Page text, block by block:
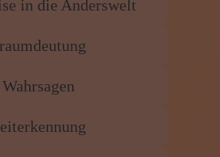
in die Anderswelt
Wahrsagen